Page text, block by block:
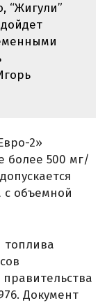
“Жигули”
2»
более 500 мг/
с объемной
топлива
Документ